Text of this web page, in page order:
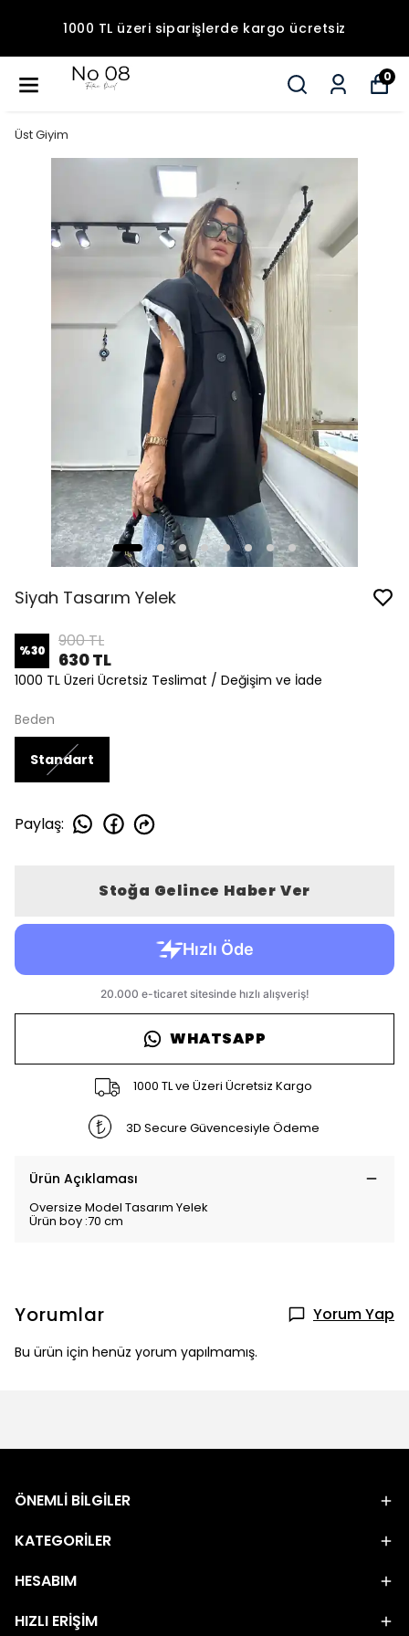
1000 TL üzeri siparişlerde kargo ücretsiz
0
Üst Giyim
Siyah Tasarım Yelek
%30 900 TL
630 TL
1000 TL Üzeri Ücretsiz Teslimat / Değişim ve İade
Beden
Standart
Paylaş:
Stoğa Gelince Haber Ver
WHATSAPP
1000 TL ve Üzeri Ücretsiz Kargo
3D Secure Güvencesiyle Ödeme
Ürün Açıklaması
Oversize Model Tasarım Yelek
Ürün boy :70 cm
Yorumlar Yorum Yap
Bu ürün için henüz yorum yapılmamış.
ÖNEMLİ BİLGİLER
KATEGORİLER
HESABIM
HIZLI ERİŞİM